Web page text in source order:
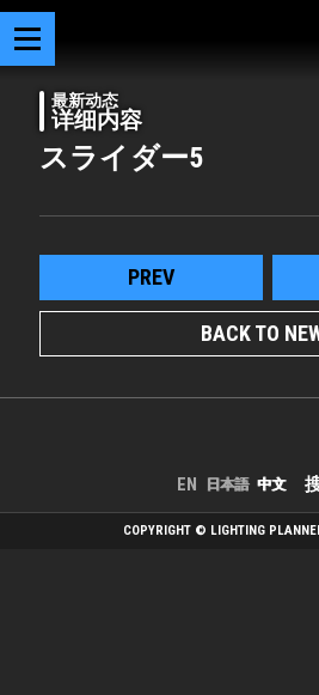
最新动态
详细内容
スライダー5
PREV
BACK TO
EN 日本語 中文
COPYRIGHT © LIGHTING